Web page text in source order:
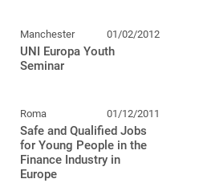
Manchester 01/02/2012
UNI Europa Youth
Seminar
Roma 01/12/2011
Safe and Qualified Jobs
for Young People in the
Finance Industry in
Europe